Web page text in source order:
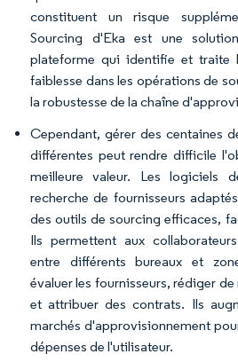
constituent un risque
Sourcing d'Eka est une
plateforme qui identifie et traite
faiblesse dans les opérations de
la robustesse de la chaîne
Cependant, gérer des centaines
différentes peut rendre difficile
meilleure valeur. Les logiciels
recherche de fournisseurs
des outils de sourcing efficaces,
Ils permettent aux
entre différents bureaux et
évaluer les fournisseurs, rédiger
et attribuer des contrats. Ils
marchés d'approvisionnement
dépenses de l'utilisateur.